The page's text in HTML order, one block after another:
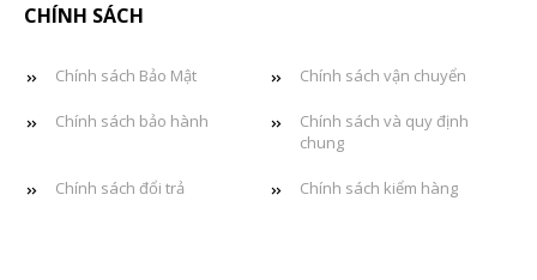
CHÍNH SÁCH
Chính sách Bảo Mật Chính sách vận chuyển
Chính sách bảo hành
Chính sách và quy định
chung
Chính sách đổi trả Chính sách kiểm hàng